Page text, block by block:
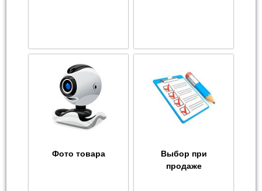
Фото товара
Выбор при
продаже